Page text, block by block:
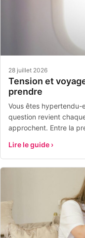
28 juillet 2026
Tension et
prendre
Vous êtes hypertendu-
question revient
approchent. Entre la
Lire le guide ›